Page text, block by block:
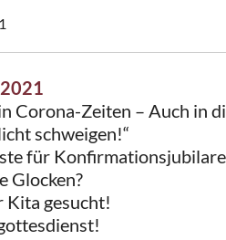
Corona-Zeiten – Auch in
schweigen!“
für Konfirmationsjubilare
Glocken?
Kita gesucht!